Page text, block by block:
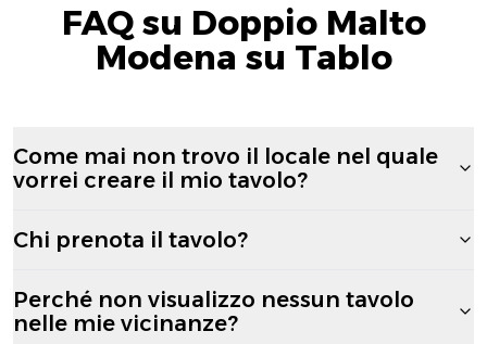
FAQ su Doppio Malto
Modena su Tablo
Come mai non trovo il locale nel quale
vorrei creare il mio tavolo?
Chi prenota il tavolo?
Perché non visualizzo nessun tavolo
nelle mie vicinanze?